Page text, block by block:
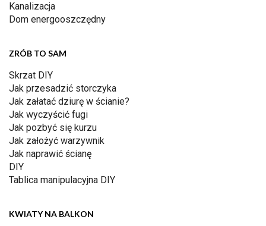
Kanalizacja
Dom energooszczędny
ZRÓB TO SAM
Skrzat DIY
Jak przesadzić storczyka
Jak załatać dziurę w ścianie?
Jak wyczyścić fugi
Jak pozbyć się kurzu
Jak założyć warzywnik
Jak naprawić ścianę
DIY
Tablica manipulacyjna DIY
KWIATY NA BALKON